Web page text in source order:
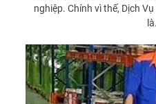
nghiệp. Chính vì thế, Dịch